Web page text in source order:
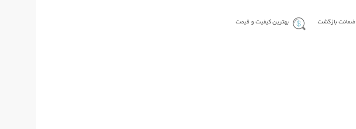
ضمانت بازگشت بهترین کیفیت و قیمت